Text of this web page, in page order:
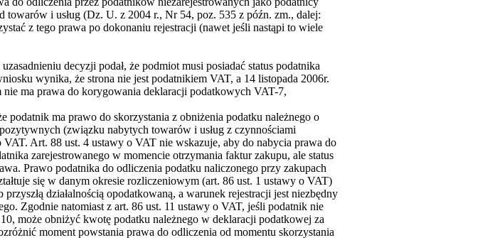
i usług (Dz. U. z 2004 r., Nr 54, poz. 535 z późn. zm., dalej:
z tego prawa po dokonaniu rejestracji (nawet jeśli nastąpi to wiele
decyzji podał, że podmiot musi posiadać status podatnika
wynika, że strona nie jest podatnikiem VAT, a 14 listopada 2006r.
ma prawa do korygowania deklaracji podatkowych VAT-7,
podatnik ma prawo do skorzystania z obniżenia podatku należnego o
(związku nabytych towarów i usług z czynnościami
Art. 88 ust. 4 ustawy o VAT nie wskazuje, aby do nabycia prawa do
zarejestrowanego w momencie otrzymania faktur zakupu, ale status
Prawo podatnika do odliczenia podatku naliczonego przy zakupach
się w danym okresie rozliczeniowym (art. 86 ust. 1 ustawy o VAT)
działalnością opodatkowaną, a warunek rejestracji jest niezbędny
Zgodnie natomiast z art. 86 ust. 11 ustawy o VAT, jeśli podatnik nie
może obniżyć kwotę podatku należnego w deklaracji podatkowej za
moment powstania prawa do odliczenia od momentu skorzystania